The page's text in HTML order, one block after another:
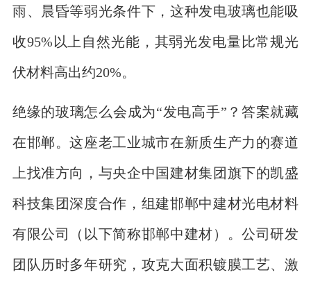
雨、晨昏等弱光条件下，这种发电玻璃也能吸
收95%以上自然光能，其弱光发电量比常规光
伏材料高出约20%。
绝缘的玻璃怎么会成为“发电高手”？答案就藏
在邯郸。这座老工业城市在新质生产力的赛道
上找准方向，与央企中国建材集团旗下的凯盛
科技集团深度合作，组建邯郸中建材光电材料
有限公司（以下简称邯郸中建材）。公司研发
团队历时多年研究，攻克大面积镀膜工艺、激